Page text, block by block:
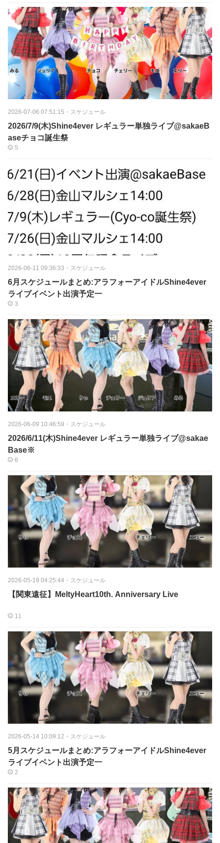
2026-07-06 07:51:15 ・ スケジュール
2026/7/9(木)Shine4ever レギュラー単独ライブ@sakaeB
aseチョコ誕生祭
5
2026-06-11 09:36:33 ・ スケジュール
6月スケジュールまとめ:アラフォーアイドルShine4ever
ライブイベント出演予定一
3
2026-06-09 10:46:59 ・ スケジュール
2026/6/11(木)Shine4ever レギュラー単独ライブ@sakae
Base※
6
2026-05-19 04:25:44 ・ スケジュール
【関東遠征】MeltyHeart10th. Anniversary Live
11
2026-05-14 10:09:12 ・ スケジュール
5月スケジュールまとめ:アラフォーアイドルShine4ever
ライブイベント出演予定一
2